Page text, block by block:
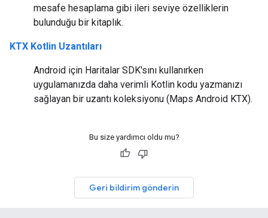
mesafe hesaplama gibi ileri seviye özelliklerin
bulunduğu bir kitaplık.
KTX Kotlin Uzantıları
Android için Haritalar SDK'sını kullanırken
uygulamanızda daha verimli Kotlin kodu yazmanızı
sağlayan bir uzantı koleksiyonu (Maps Android KTX).
Bu size yardımcı oldu mu?
Geri bildirim gönderin